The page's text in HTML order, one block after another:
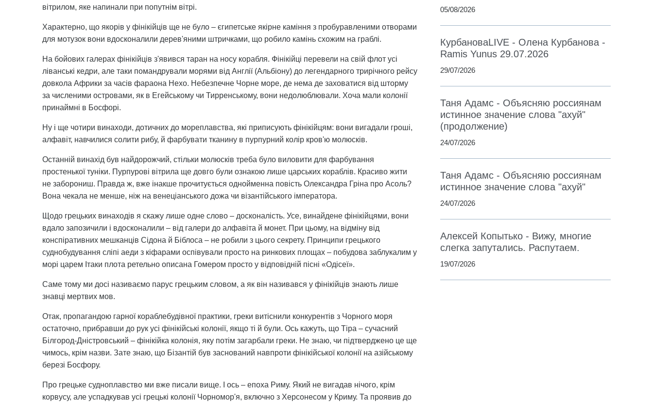
вітрилом, яке напинали при попутнім вітрі.
Характерно, що якорів у фінікійців ще не було – єгипетське якірне каміння з пробуравленими отворами
для мотузок вони вдосконалили дерев'яними штричками, що робило камінь схожим на граблі.
На бойових галерах фінікійців з'явився таран на носу корабля. Фінікійці перевели на свій флот усі
ліванські кедри, але таки помандрували морями від Англії (Альбіону) до легендарного трирічного рейсу
довкола Африки за часів фараона Нехо. Небезпечне Чорне море, де нема де заховатися від шторму
за численими островами, як в Егейському чи Тирренському, вони недолюблювали. Хоча мали колонії
принаймні в Босфорі.
Ну і ще чотири винаходи, дотичних до мореплавства, які приписують фінікійцям: вони вигадали гроші,
алфавіт, навчилися солити рибу, й фарбувати тканину в пурпурний колір кров'ю молюсків.
Останній винахід був найдорожчий, стільки молюсків треба було виловити для фарбування
простенької туніки. Пурпурові вітрила ще довго були ознакою лише царських кораблів. Красиво жити
не заборониш. Правда ж, вже інакше прочитується однойменна повість Олександра Гріна про Асоль?
Вона чекала не менше, ніж на венеціанського дожа чи візантійського імператора.
Щодо грецьких винаходів я скажу лише одне слово – досконалість. Усе, винайдене фінікійцями, вони
вдало запозичили і вдосконалили – від галери до алфавіта й монет. При цьому, на відміну від
конспіративних мешканців Сідона й Біблоса – не робили з цього секрету. Принципи грецького
суднобудування сліпі аеди з кіфарами оспівували просто на ринкових площах – побудова заблукалим у
морі царем Ітаки плота ретельно описана Гомером просто у відповідній пісні «Одісеї».
Саме тому ми досі називаємо парус грецьким словом, а як він називався у фінікійців знають лише
знавці мертвих мов.
Отак, пропагандою гарної кораблебудівної практики, греки витіснили конкурентів з Чорного моря
остаточно, прибравши до рук усі фінікійські колонії, якщо ті й були. Ось кажуть, що Тіра – сучасний
Білгород-Дністровський – фінікійка колонія, яку потім загарбали греки. Не знаю, чи підтверджено це ще
чимось, крім назви. Зате знаю, що Бізантій був заснований навпроти фінікійської колонії на азійському
березі Босфору.
Про грецьке судноплавство ми вже писали вище. І ось – епоха Риму. Який не вигадав нічого, крім
корвусу, але успадкував усі грецькі колонії Чорномор'я, включно з Херсонесом у Криму. Та проявив до
05/08/2026
КурбановаLIVE - Олена Курбанова -
Ramis Yunus 29.07.2026
29/07/2026
Таня Адамс - Объясняю россиянам
истинное значение слова "ахуй"
(продолжение)
24/07/2026
Таня Адамс - Объясняю россиянам
истинное значение слова "ахуй"
24/07/2026
Алексей Копытько - Вижу, многие
слегка запутались. Распутаем.
19/07/2026